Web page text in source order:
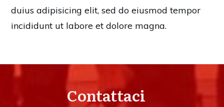
duius adipisicing elit, sed do eiusmod tempor
incididunt ut labore et dolore magna.
Contattaci